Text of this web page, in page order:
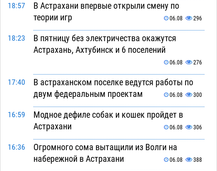
18:57
В Астрахани впервые открыли смену по
теории игр
06.08 296
18:23
В пятницу без электричества окажутся
Астрахань, Ахтубинск и 6 поселений
06.08 276
17:40
В астраханском поселке ведутся работы по
двум федеральным проектам
06.08 300
16:59
Модное дефиле собак и кошек пройдет в
Астрахани
06.08 306
16:36
Огромного сома вытащили из Волги на
набережной в Астрахани
06.08 388